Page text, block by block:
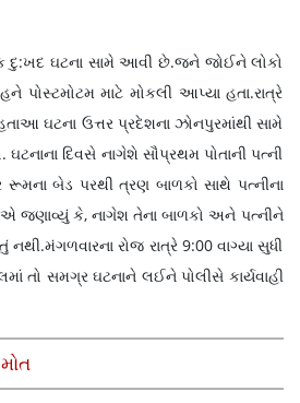
ઘટના સામે આવી છે.જને જોઈને લોકો
પોસ્ટમોટમ માટે મોકલી આપ્યા હતા.રાત્રે
ઘટના ઉત્તર પ્રદેશના ઝોનપુરમાંથી સામે
દિવસે નાગેશે સૌપ્રથમ પોતાની પત્ની
બેડ પરથી ત્રણ બાળકો સાથે પત્નીના
જણાવ્યું કે, નાગેશ તેના બાળકો અને પત્નીને
રોજ રાત્રે 9:00 વાગ્યા સુધી
તો સમગ્ર ઘટનાને લઈને પોલીસે કાર્યવાહી